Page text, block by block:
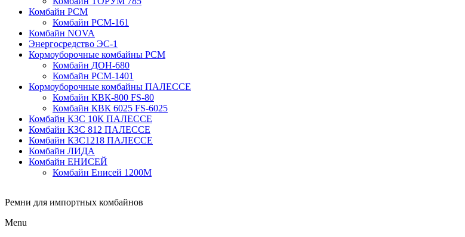
Комбайн РСМ
Комбайн РСМ-161
Комбайн NOVA
Энергосредство ЭС-1
Кормоуборочные комбайны РСМ
Комбайн ДОН-680
Комбайн РСМ-1401
Кормоуборочные комбайны ПАЛЕССЕ
Комбайн КВК-800 FS-80
Комбайн КВК 6025 FS-6025
Комбайн КЗС 10К ПАЛЕССЕ
Комбайн КЗС 812 ПАЛЕССЕ
Комбайн КЗС1218 ПАЛЕССЕ
Комбайн ЛИДА
Комбайн ЕНИСЕЙ
Комбайн Енисей 1200М
Ремни для импортных комбайнов
Menu